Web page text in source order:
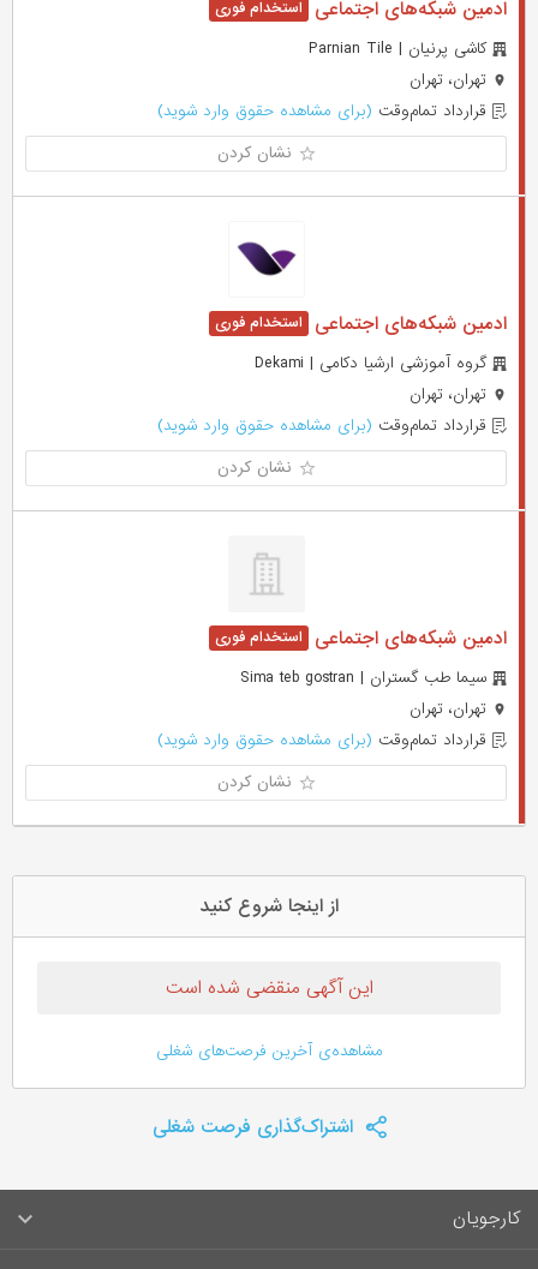
ادمین شبکه‌های اجتماعی
کاشی پرنیان | Parnian Tile
تهران، تهران
قرارداد تمام‌وقت (برای مشاهده حقوق وارد شوید)
نشان کردن
ادمین شبکه‌های اجتماعی
گروه آموزشی ارشیا دکامی | Dekami
تهران، تهران
قرارداد تمام‌وقت (برای مشاهده حقوق وارد شوید)
نشان کردن
ادمین شبکه‌های اجتماعی
سیما طب گستران | Sima teb gostran
تهران، تهران
قرارداد تمام‌وقت (برای مشاهده حقوق وارد شوید)
نشان کردن
از اینجا شروع کنید
این آگهی منقضی شده است
مشاهده‌ی آخرین فرصت‌های شغلی
اشتراک‌گذاری فرصت شغلی
کارجویان